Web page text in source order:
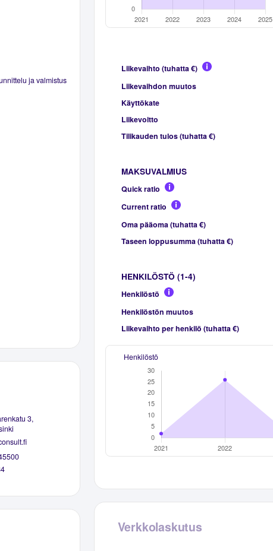
ja valmistus
3,
Liikevaihto (tuhatta €)
Liikevaihdon muutos
Käyttökate
Liikevoitto
Tilikauden tulos (tuhatta €)
MAKSUVALMIUS
Quick ratio
Current ratio
Oma pääoma (tuhatta €)
Taseen loppusumma (tuhatta €)
HENKILÖSTÖ (1-4)
Henkilöstö
Henkilöstön muutos
Liikevaihto per henkilö (tuhatta €)
Henkilöstö
Verkkolaskutus